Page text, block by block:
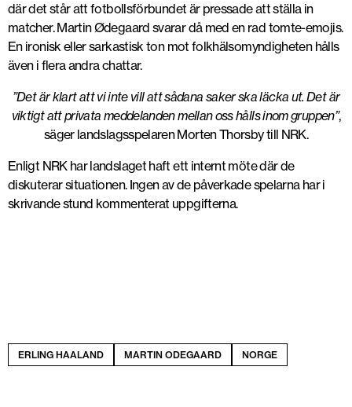
där det står att fotbollsförbundet är pressade att ställa in
matcher. Martin Ødegaard svarar då med en rad tomte-emojis.
En ironisk eller sarkastisk ton mot folkhälsomyndigheten hålls
även i flera andra chattar.
”Det är klart att vi inte vill att sådana saker ska läcka ut. Det är
viktigt att privata meddelanden mellan oss hålls inom gruppen”,
säger landslagsspelaren Morten Thorsby till NRK.
Enligt NRK har landslaget haft ett internt möte där de
diskuterar situationen. Ingen av de påverkade spelarna har i
skrivande stund kommenterat uppgifterna.
ERLING HAALAND MARTIN ODEGAARD NORGE